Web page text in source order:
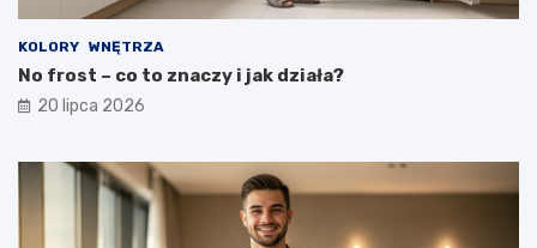
KOLORY WNĘTRZA
No frost – co to znaczy i jak działa?
20 lipca 2026